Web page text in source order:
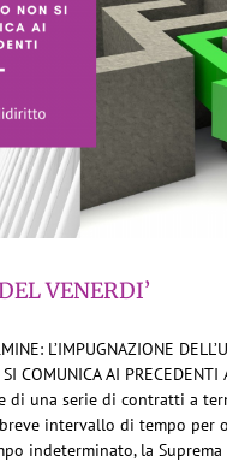
VENERDI’
L’IMPUGNAZIONE
COMUNICA AI
di una serie di contratti a
intervallo di tempo per
indeterminato, la Suprema